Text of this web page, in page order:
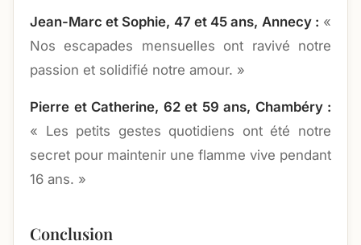
Jean-Marc et Sophie, 47 et 45 ans, Annecy : «
Nos escapades mensuelles ont ravivé notre
passion et solidifié notre amour. »
Pierre et Catherine, 62 et 59 ans, Chambéry :
« Les petits gestes quotidiens ont été notre
secret pour maintenir une flamme vive pendant
16 ans. »
Conclusion